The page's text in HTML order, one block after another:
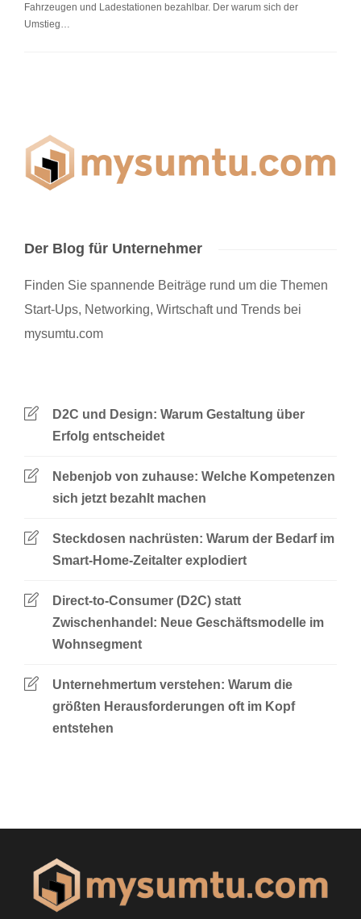
Fahrzeugen und Ladestationen bezahlbar. Der warum sich der
Umstieg…
Der Blog für Unternehmer
Finden Sie spannende Beiträge rund um die Themen
Start-Ups, Networking, Wirtschaft und Trends bei
mysumtu.com
D2C und Design: Warum Gestaltung über
Erfolg entscheidet
Nebenjob von zuhause: Welche Kompetenzen
sich jetzt bezahlt machen
Steckdosen nachrüsten: Warum der Bedarf im
Smart-Home-Zeitalter explodiert
Direct-to-Consumer (D2C) statt
Zwischenhandel: Neue Geschäftsmodelle im
Wohnsegment
Unternehmertum verstehen: Warum die
größten Herausforderungen oft im Kopf
entstehen